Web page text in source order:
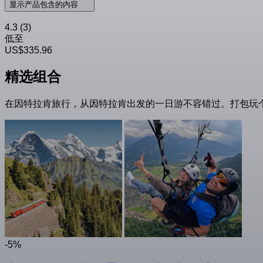
显示产品包含的内容
4.3 (3)
低至
US$335.96
精选组合
在因特拉肯旅行，从因特拉肯出发的一日游不容错过。打包玩
-5%